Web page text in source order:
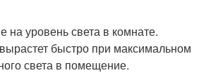
на уровень света в комнате.
быстро при максимальном
света в помещение.